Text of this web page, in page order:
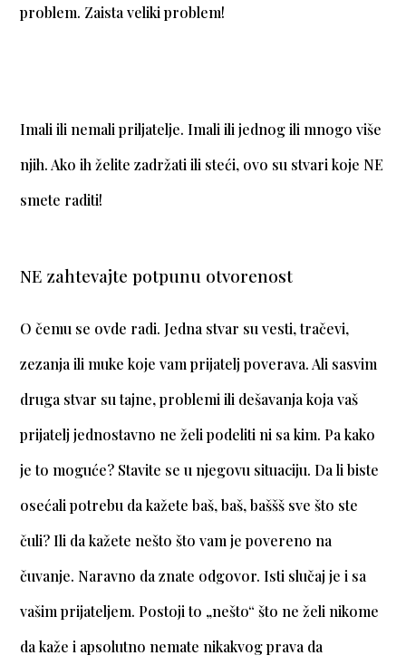
problem. Zaista veliki problem!
Imali ili nemali priljatelje. Imali ili jednog ili mnogo više
njih. Ako ih želite zadržati ili steći, ovo su stvari koje NE
smete raditi!
NE zahtevajte potpunu otvorenost
O čemu se ovde radi. Jedna stvar su vesti, tračevi,
zezanja ili muke koje vam prijatelj poverava. Ali sasvim
druga stvar su tajne, problemi ili dešavanja koja vaš
prijatelj jednostavno ne želi podeliti ni sa kim. Pa kako
je to moguće? Stavite se u njegovu situaciju. Da li biste
osećali potrebu da kažete baš, baš, baššš sve što ste
čuli? Ili da kažete nešto što vam je povereno na
čuvanje. Naravno da znate odgovor. Isti slučaj je i sa
vašim prijateljem. Postoji to „nešto“ što ne želi nikome
da kaže i apsolutno nemate nikakvog prava da